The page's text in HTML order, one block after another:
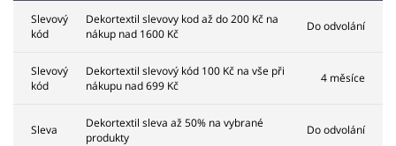
Slevový
kód
Dekortextil slevovy kod až do 200 Kč na
nákup nad 1600 Kč
Do odvolání
Slevový
kód
Dekortextil slevový kód 100 Kč na vše při
nákupu nad 699 Kč
4 měsíce
Sleva
Dekortextil sleva až 50% na vybrané
produkty
Do odvolání